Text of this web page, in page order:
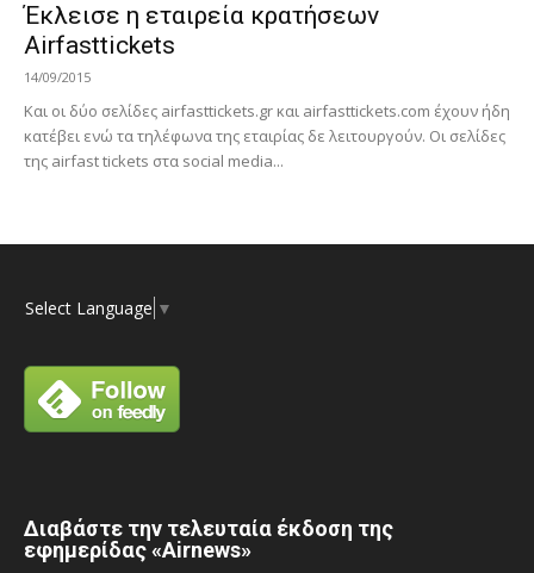
Έκλεισε η εταιρεία κρατήσεων
Airfasttickets
14/09/2015
Και οι δύο σελίδες airfasttickets.gr και airfasttickets.com έχουν ήδη
κατέβει ενώ τα τηλέφωνα της εταιρίας δε λειτουργούν. Oι σελίδες
της airfast tickets στα social media...
Select Language ▼
Διαβάστε την τελευταία έκδοση της
εφημερίδας «Airnews»